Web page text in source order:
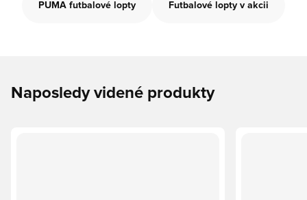
PUMA futbalové lopty Futbalové lopty v akcii
Naposledy videné produkty